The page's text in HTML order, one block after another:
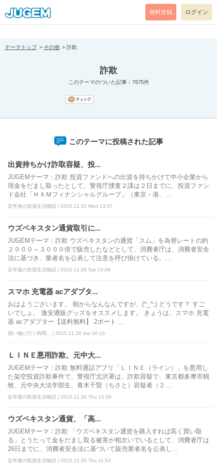
[pear_error: message="Success" code=0 mode=return level=notice
prefix="" info=""]
無料登録 ログイン
テーマトップ その他 詐欺
詐欺
このテーマのついた記事：7675件
このテーマに投稿された記事
出資持ちかけ詐取容疑、投...
JUGEMテーマ：詐欺 投資ファンドへの出資を持ちかけて中小企業から
現金をだまし取ったとして、警視庁捜査２課は２日までに、投資ファン
ド会社「ＨＡＭフィナンシャルグループ」（東京・港、...
定年後の投資生活物語 | 2015.12.02 Wed 13:07
ウズベキスタン通貨取引に...
JUGEMテーマ：詐欺 ウズベキスタンの通貨「スム」を為替レートの約
２０００～３０００倍で販売したなどとして、消費者庁は、消費者安全
法に基づき、業者名を公表して注意を呼び掛けている。...
定年後の投資生活物語 | 2015.11.28 Sat 15:09
スマホ 充電器 acアダプタ...
おはようございます。 朝からなんなんですが、(^_^;) どうです？ すご
いでしょ。 激安通販グッズをオススメします。 きょうは、スマホ 充電
器 acアダプター【送料無料】 2ポート ...
買い物に行く時間... | 2015.11.28 Sat 00:16
ＬＩＮＥ悪用詐欺、元中大...
JUGEMテーマ：詐欺 無料通話アプリ「ＬＩＮＥ（ライン）」を悪用し
た架空投資詐欺事件で、警視庁北沢署は、詐欺容疑で、東京都多摩市鶴
牧、元中央大法学部生、青木千賢（ちさと）容疑者（２...
定年後の投資生活物語 | 2015.11.26 Thu 13:58
ウズベキスタン通貨、「高...
JUGEMテーマ：詐欺 「ウズベキスタン通貨を購入すれば高く買い取
る」とうたって金をだまし取る被害が相次いでいるとして、消費者庁は
26日までに、消費者安全法に基づいて販売業者名を公表し...
定年後の投資生活物語 | 2015.11.26 Thu 11:54